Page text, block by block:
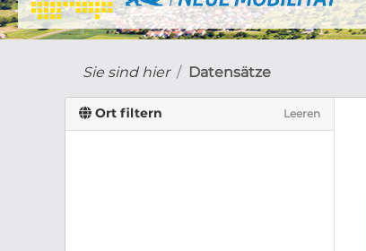
Sie sind hier Datensätze
Ort filtern Leeren